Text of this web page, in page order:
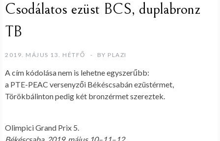
Csodálatos ezüst BCS, duplabronz
TB
2019. MÁJUS 13. HÉTFŐ BY PLAZI
A cím kódolása nem is lehetne egyszerűbb:
a PTE-PEAC versenyzői Békéscsabán ezüstérmet,
Törökbálinton pedig két bronzérmet szereztek.
Olimpici Grand Prix 5.